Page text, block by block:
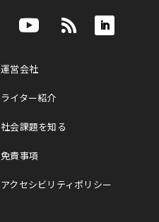
運営会社
ライター紹介
社会課題を知る
免責事項
アクセシビリティポリシー